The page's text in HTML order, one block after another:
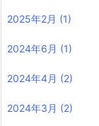
2025年2月 (1)
2024年6月 (1)
2024年4月 (2)
2024年3月 (2)